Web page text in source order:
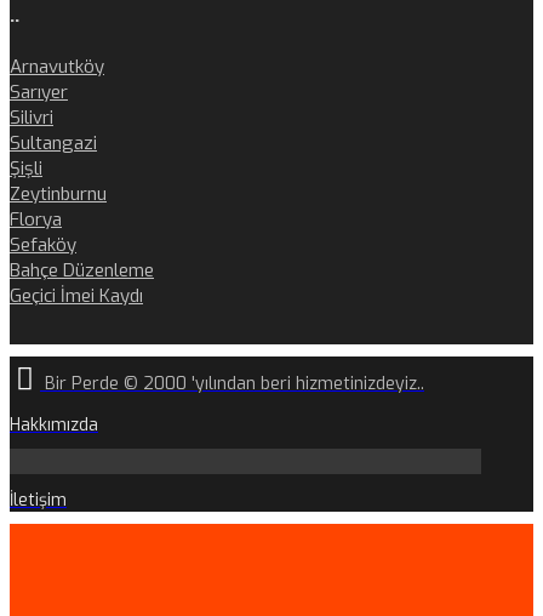
..
Arnavutköy
Sarıyer
Silivri
Sultangazi
Şişli
Zeytinburnu
Florya
Sefaköy
Bahçe Düzenleme
Geçici İmei Kaydı
Bir Perde © 2000 'yılından beri hizmetinizdeyiz..
Hakkımızda
İletişim